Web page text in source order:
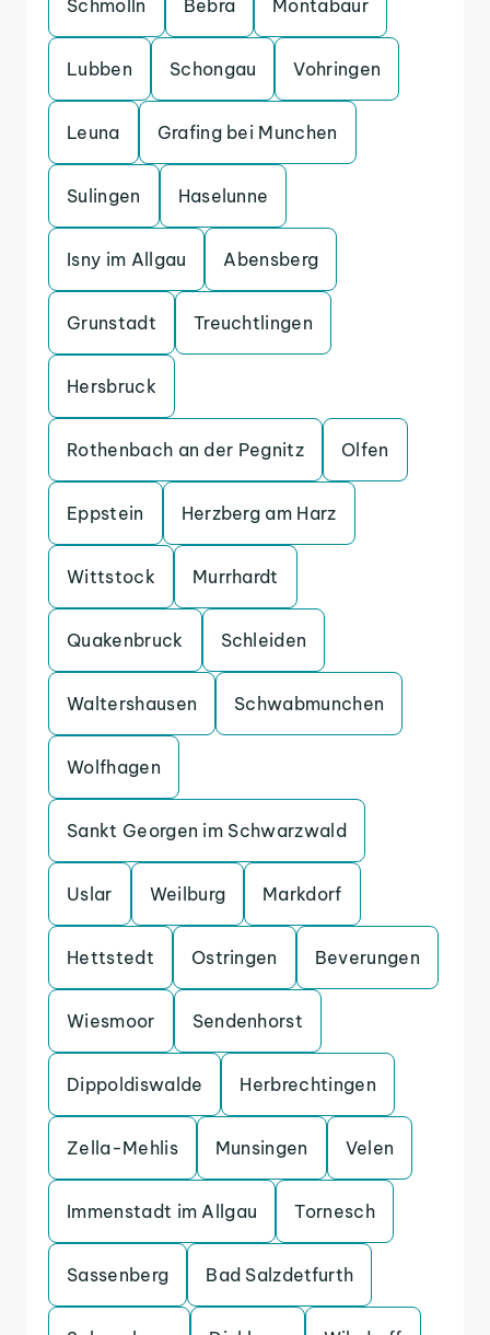
Schmolln Bebra Montabaur
Lubben Schongau Vohringen
Leuna Grafing bei Munchen
Sulingen Haselunne
Isny im Allgau Abensberg
Grunstadt Treuchtlingen
Hersbruck
Rothenbach an der Pegnitz Olfen
Eppstein Herzberg am Harz
Wittstock Murrhardt
Quakenbruck Schleiden
Waltershausen Schwabmunchen
Wolfhagen
Sankt Georgen im Schwarzwald
Uslar Weilburg Markdorf
Hettstedt Ostringen Beverungen
Wiesmoor Sendenhorst
Dippoldiswalde Herbrechtingen
Zella-Mehlis Munsingen Velen
Immenstadt im Allgau Tornesch
Sassenberg Bad Salzdetfurth